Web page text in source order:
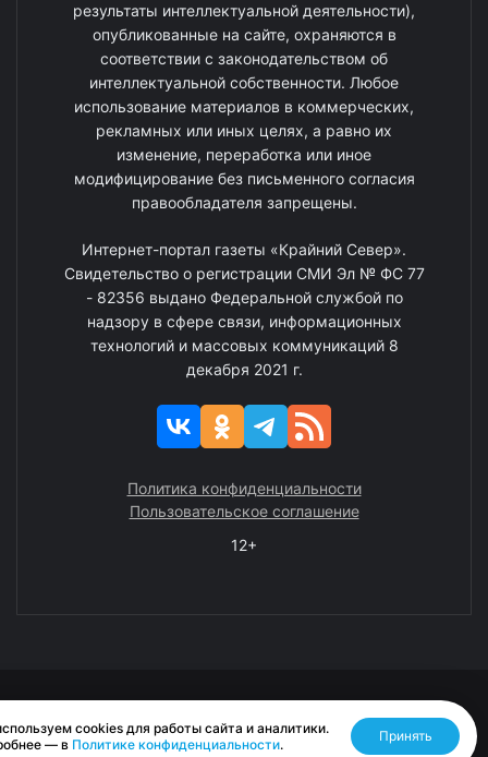
результаты интеллектуальной деятельности),
опубликованные на сайте, охраняются в
соответствии с законодательством об
интеллектуальной собственности. Любое
использование материалов в коммерческих,
рекламных или иных целях, а равно их
изменение, переработка или иное
модифицирование без письменного согласия
правообладателя запрещены.
Интернет-портал газеты «Крайний Север».
Свидетельство о регистрации СМИ Эл № ФС 77
- 82356 выдано Федеральной службой по
надзору в сфере связи, информационных
технологий и массовых коммуникаций 8
декабря 2021 г.
Политика конфиденциальности
Пользовательское соглашение
12+
Разработано RASA
cookies для работы сайта и аналитики.
— в Политике конфиденциальности.
Принять